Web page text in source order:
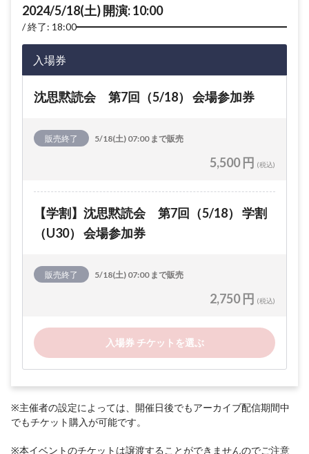
2024/5/18(土) 開演: 10:00
終了: 18:00
入場券
沈思黙読会 第7回（5/18） 会場参加券
販売終了 5/18(土) 07:00 まで販売
5,500 円 (税込)
【学割】沈思黙読会 第7回（5/18） 学割
（U30） 会場参加券
販売終了 5/18(土) 07:00 まで販売
2,750 円 (税込)
入場券 チケットを選ぶ
※主催者の設定によっては、開催日後でもアーカイブ配信期間中
でもチケット購入が可能です。
※本イベントのチケットは譲渡することができませんのでご注意